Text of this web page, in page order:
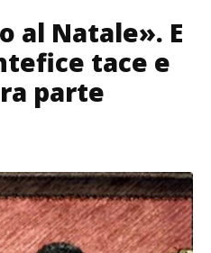
al Natale». E
tace e
parte